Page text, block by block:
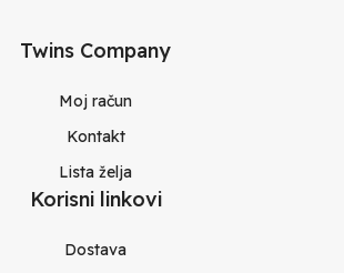
Twins Company
Moj račun
Kontakt
Lista želja
Korisni linkovi
Dostava